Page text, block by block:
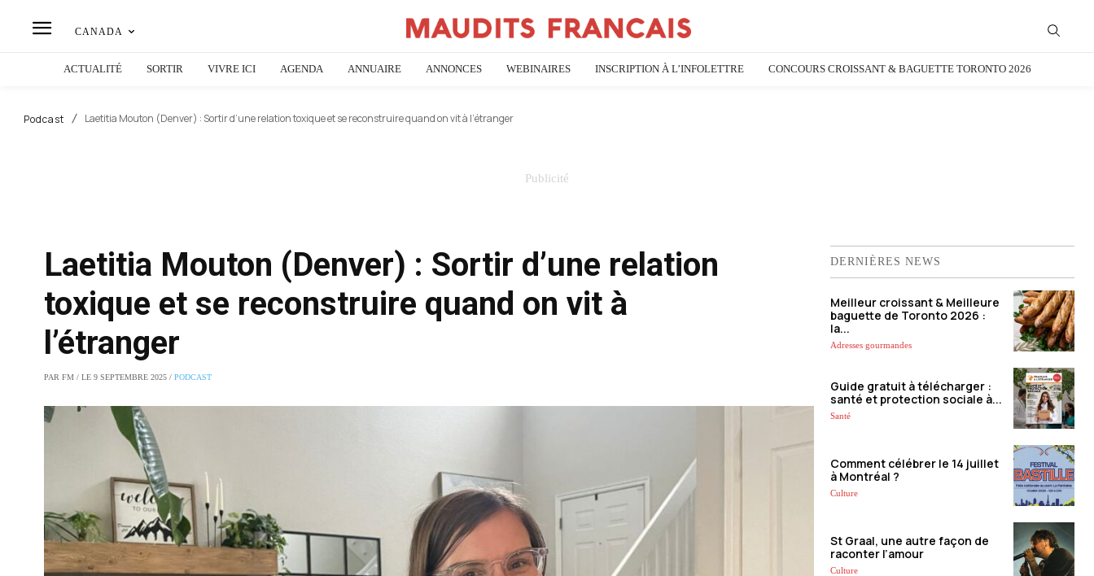
CANADA
ACTUALITÉ SORTIR VIVRE ICI AGENDA ANNUAIRE ANNONCES WEBINAIRES INSCRIPTION À L’INFOLETTRE CONCOURS CROISSANT & BAGUETTE TORONTO 2026
Podcast Laetitia Mouton (Denver) : Sortir d’une relation toxique et se reconstruire quand on vit à l’étranger
Laetitia Mouton (Denver) : Sortir d’une relation
toxique et se reconstruire quand on vit à
l’étranger
PAR FM / LE 9 SEPTEMBRE 2025 / PODCAST
DERNIÈRES NEWS
Meilleur croissant & Meilleure
baguette de Toronto 2026 :
la...
Adresses gourmandes
Guide gratuit à télécharger :
santé et protection sociale à...
Santé
Comment célébrer le 14 juillet
à Montréal ?
Culture
St Graal, une autre façon de
raconter l’amour
Culture